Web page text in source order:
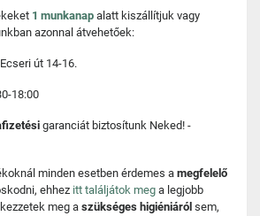
1 munkanap alatt kiszállítjuk vagy
azonnal átvehetőek:
út 14-16.
18:00
garanciát biztosítunk Neked! -
minden esetben érdemes a megfelelő
ehhez itt találjátok meg a legjobb
meg a szükséges higiéniáról sem,